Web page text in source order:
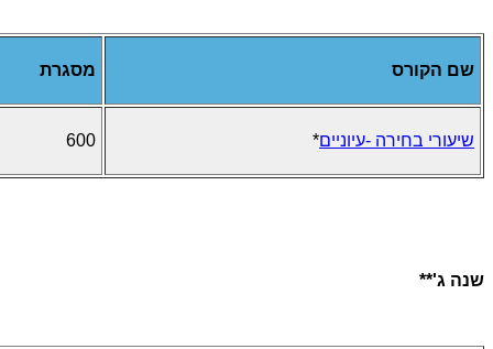
שם הקורס מסגרת
שיעורי בחירה -עיוניים*
600
שנה ג'**